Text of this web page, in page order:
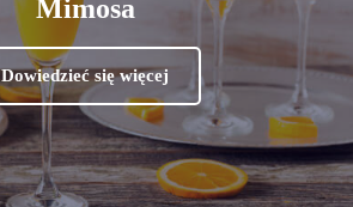
Mimosa
Dowiedzieć się więcej